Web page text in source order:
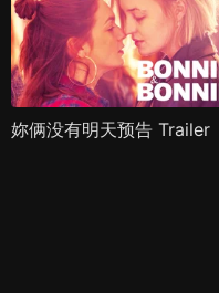
妳俩没有明天预告 Trailer